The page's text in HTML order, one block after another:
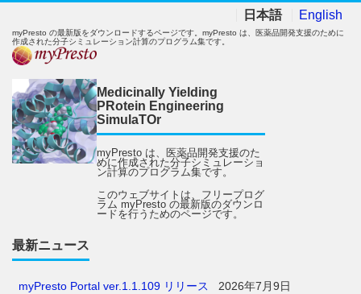
日本語 English
myPresto の最新版をダウンロードするページです。myPresto は、医薬品開発支援のために
作成された分子シミュレーション計算のプログラム集です。
Medicinally Yielding
PRotein Engineering
SimulaTOr
myPresto は、医薬品開発支援のた
めに作成された分子シミュレーショ
ン計算のプログラム集です。
このウェブサイトは、フリープログ
ラム myPresto の最新版のダウンロ
ードを行うためのページです。
最新ニュース
myPresto Portal ver.1.1.109 リリース 2026年7月9日